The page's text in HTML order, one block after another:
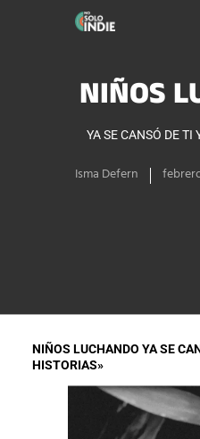
NIÑOS
YA SE CANSÓ DE TI
Isma Defern
NIÑOS LUCHANDO YA SE
HISTORIAS»